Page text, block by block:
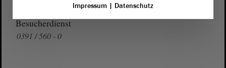
Besucherdienst
0391 / 560 - 0
Impressum| Datenschutz